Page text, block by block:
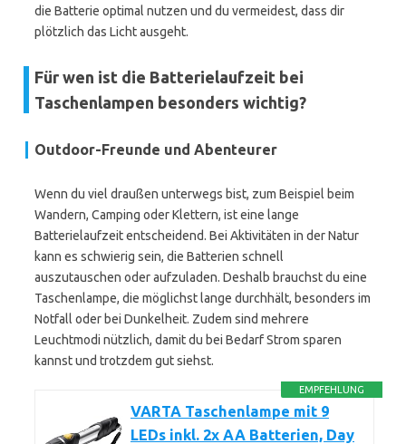
die Batterie optimal nutzen und du vermeidest, dass dir
plötzlich das Licht ausgeht.
Für wen ist die Batterielaufzeit bei
Taschenlampen besonders wichtig?
Outdoor-Freunde und Abenteurer
Wenn du viel draußen unterwegs bist, zum Beispiel beim
Wandern, Camping oder Klettern, ist eine lange
Batterielaufzeit entscheidend. Bei Aktivitäten in der Natur
kann es schwierig sein, die Batterien schnell
auszutauschen oder aufzuladen. Deshalb brauchst du eine
Taschenlampe, die möglichst lange durchhält, besonders im
Notfall oder bei Dunkelheit. Zudem sind mehrere
Leuchtmodi nützlich, damit du bei Bedarf Strom sparen
kannst und trotzdem gut siehst.
EMPFEHLUNG
VARTA Taschenlampe mit 9
LEDs inkl. 2x AA Batterien, Day